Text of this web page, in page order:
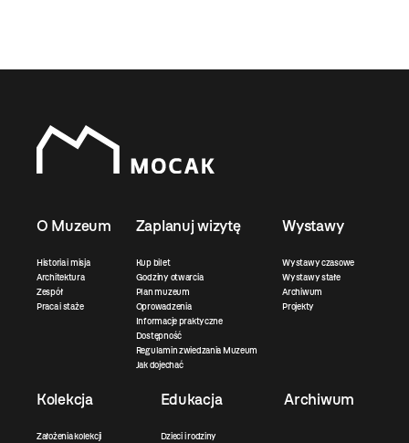
O Muzeum
Historia i misja
Architektura
Zespół
Praca i staże
Zaplanuj wizytę
Kup bilet
Godziny otwarcia
Plan muzeum
Oprowadzenia
Informacje praktyczne
Dostępność
Regulamin zwiedzania Muzeum
Jak dojechać
Wystawy
Wystawy czasowe
Wystawy stałe
Archiwum
Projekty
Kolekcja
Założenia kolekcji
Edukacja
Dzieci i rodziny
Archiwum